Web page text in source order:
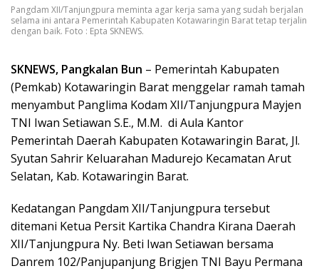
Pangdam XII/Tanjungpura meminta agar kerja sama yang sudah berjalan
selama ini antara Pemerintah Kabupaten Kotawaringin Barat tetap terjalin
dengan baik. Foto : Epta SKNEWS.
SKNEWS, Pangkalan Bun – Pemerintah Kabupaten
(Pemkab) Kotawaringin Barat menggelar ramah tamah
menyambut Panglima Kodam XII/Tanjungpura Mayjen
TNI Iwan Setiawan S.E., M.M. di Aula Kantor
Pemerintah Daerah Kabupaten Kotawaringin Barat, Jl.
Syutan Sahrir Keluarahan Madurejo Kecamatan Arut
Selatan, Kab. Kotawaringin Barat.
Kedatangan Pangdam XII/Tanjungpura tersebut
ditemani Ketua Persit Kartika Chandra Kirana Daerah
XII/Tanjungpura Ny. Beti Iwan Setiawan bersama
Danrem 102/Panjupanjung Brigjen TNI Bayu Permana